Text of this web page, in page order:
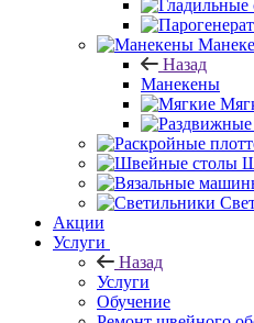
Назад
Манекены
Акции
Услуги
Назад
Услуги
Обучение